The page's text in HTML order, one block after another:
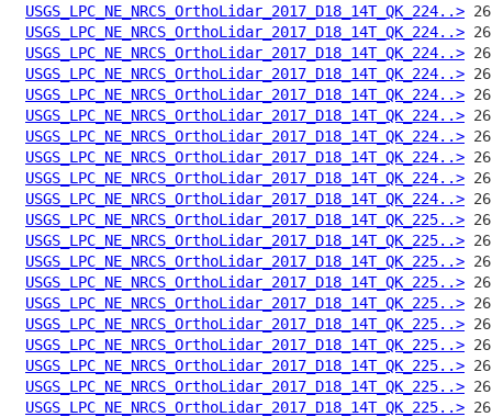
USGS_LPC_NE_NRCS_OrthoLidar_2017_D18_14T_QK_224..>
USGS_LPC_NE_NRCS_OrthoLidar_2017_D18_14T_QK_224..>
USGS_LPC_NE_NRCS_OrthoLidar_2017_D18_14T_QK_224..>
USGS_LPC_NE_NRCS_OrthoLidar_2017_D18_14T_QK_224..>
USGS_LPC_NE_NRCS_OrthoLidar_2017_D18_14T_QK_224..>
USGS_LPC_NE_NRCS_OrthoLidar_2017_D18_14T_QK_224..>
USGS_LPC_NE_NRCS_OrthoLidar_2017_D18_14T_QK_224..>
USGS_LPC_NE_NRCS_OrthoLidar_2017_D18_14T_QK_224..>
USGS_LPC_NE_NRCS_OrthoLidar_2017_D18_14T_QK_224..>
USGS_LPC_NE_NRCS_OrthoLidar_2017_D18_14T_QK_224..>
USGS_LPC_NE_NRCS_OrthoLidar_2017_D18_14T_QK_225..>
USGS_LPC_NE_NRCS_OrthoLidar_2017_D18_14T_QK_225..>
USGS_LPC_NE_NRCS_OrthoLidar_2017_D18_14T_QK_225..>
USGS_LPC_NE_NRCS_OrthoLidar_2017_D18_14T_QK_225..>
USGS_LPC_NE_NRCS_OrthoLidar_2017_D18_14T_QK_225..>
USGS_LPC_NE_NRCS_OrthoLidar_2017_D18_14T_QK_225..>
USGS_LPC_NE_NRCS_OrthoLidar_2017_D18_14T_QK_225..>
USGS_LPC_NE_NRCS_OrthoLidar_2017_D18_14T_QK_225..>
USGS_LPC_NE_NRCS_OrthoLidar_2017_D18_14T_QK_225..>
USGS_LPC_NE_NRCS_OrthoLidar_2017_D18_14T_QK_225..>